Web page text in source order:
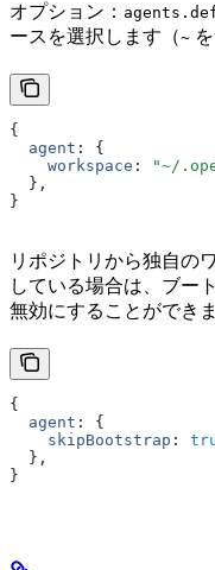
オプション：
ースを選択します（~
{
  agent
:
{
    workspace
: "~/
  }
,
}
リポジトリから独自の
している場合は、ブー
無効にすることができ
{
  agent
:
{
    skipBootstrap
:
  }
,
}